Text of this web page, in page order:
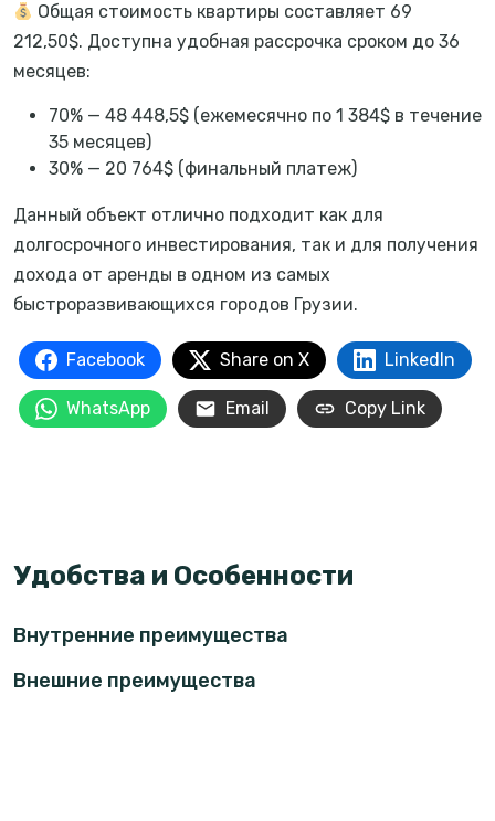
Общая стоимость квартиры составляет 69
212,50$. Доступна удобная рассрочка сроком до 36
месяцев:
70% — 48 448,5$ (ежемесячно по 1 384$ в течение
35 месяцев)
30% — 20 764$ (финальный платеж)
Данный объект отлично подходит как для
долгосрочного инвестирования, так и для получения
дохода от аренды в одном из самых
быстроразвивающихся городов Грузии.
Facebook Share on X LinkedIn
WhatsApp Email Copy Link
Удобства и Особенности
Внутренние преимущества
Внешние преимущества